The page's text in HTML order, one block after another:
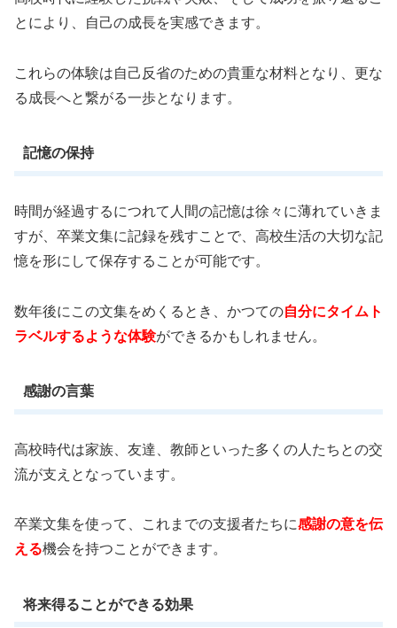
とにより、自己の成長を実感できます。
これらの体験は自己反省のための貴重な材料となり、更な
る成長へと繋がる一歩となります。
記憶の保持
時間が経過するにつれて人間の記憶は徐々に薄れていきま
すが、卒業文集に記録を残すことで、高校生活の大切な記
憶を形にして保存することが可能です。
数年後にこの文集をめくるとき、かつての自分にタイムト
ラベルするような体験ができるかもしれません。
感謝の言葉
高校時代は家族、友達、教師といった多くの人たちとの交
流が支えとなっています。
卒業文集を使って、これまでの支援者たちに感謝の意を伝
える機会を持つことができます。
将来得ることができる効果